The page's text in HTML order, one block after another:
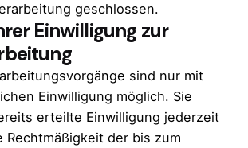
geschlossen.
Einwilligung zur
sind nur mit
Einwilligung möglich. Sie
erteilte Einwilligung jederzeit
Rechtmäßigkeit der bis zum